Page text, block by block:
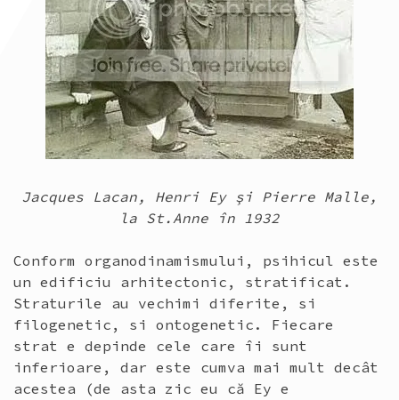
Jacques Lacan, Henri Ey şi Pierre Malle,
la St.Anne în 1932
Conform organodinamismului, psihicul este
un edificiu arhitectonic, stratificat.
Straturile au vechimi diferite, si
filogenetic, si ontogenetic. Fiecare
strat e depinde cele care îi sunt
inferioare, dar este cumva mai mult decât
acestea (de asta zic eu că Ey e